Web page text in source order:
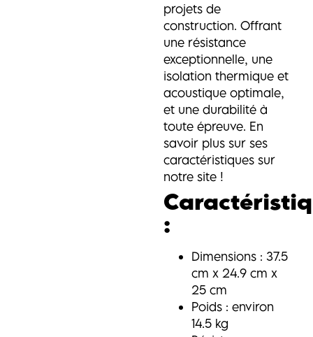
projets de
construction. Offrant
une résistance
exceptionnelle, une
isolation thermique et
acoustique optimale,
et une durabilité à
toute épreuve. En
savoir plus sur ses
caractéristiques sur
notre site !
:
Dimensions : 37.5
cm x 24.9 cm x
25 cm
Poids : environ
14.5 kg